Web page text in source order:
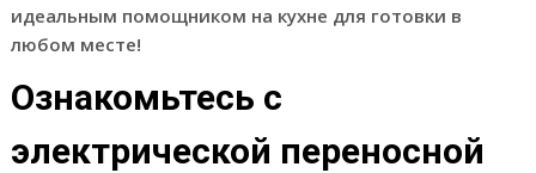
идеальным помощником на кухне для готовки в
любом месте!
Ознакомьтесь с
электрической переносной